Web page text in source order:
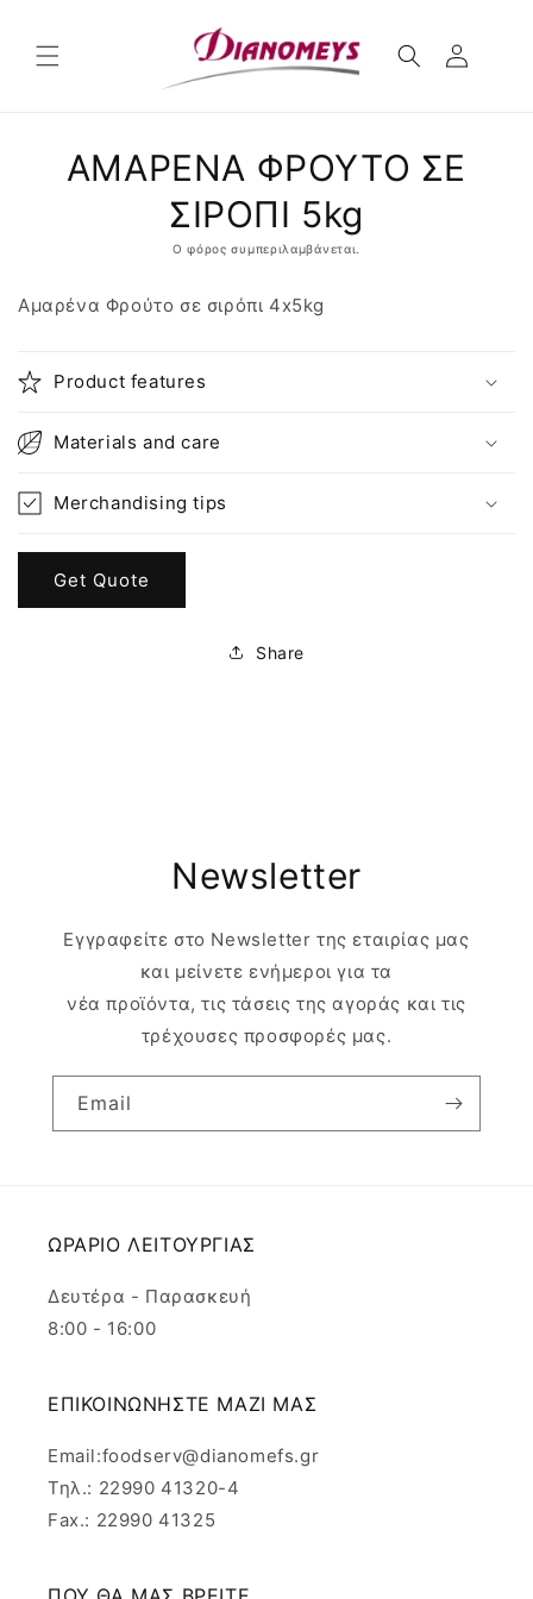
περιεχόμενο
πληροφορίες
ΑΜΑΡΕΝΑ ΦΡΟΥΤΟ ΣΕ
ΣΙΡΟΠΙ 5kg
Ο φόρος συμπεριλαμβάνεται.
Αμαρένα Φρούτο σε σιρόπι 4x5kg
Product features
Materials and care
Merchandising tips
Get Quote
Share
Newsletter
Εγγραφείτε στο Newsletter της εταιρίας μας
και μείνετε ενήμεροι για τα
νέα προϊόντα, τις τάσεις της αγοράς και τις
τρέχουσες προσφορές μας.
Email
ΩΡΑΡΙΟ ΛΕΙΤΟΥΡΓΙΑΣ
Δευτέρα - Παρασκευή
8:00 - 16:00
ΕΠΙΚΟΙΝΩΝΗΣΤΕ ΜΑΖΙ ΜΑΣ
Email:foodserv@dianomefs.gr
Τηλ.: 22990 41320-4
Fax.: 22990 41325